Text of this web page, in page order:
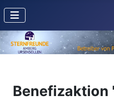
Benefizaktion